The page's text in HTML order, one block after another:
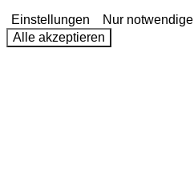
Einstellungen
Nur notwendige
Alle akzeptieren